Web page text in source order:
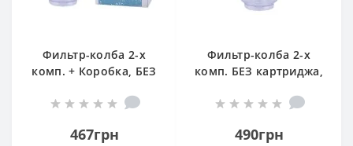
Фильтр-колба 2-х
комп. + Коробка, БЕЗ
BSL2, 1/2″
467грн
Фильтр-колба 2-х
комп. БЕЗ картриджа,
BSL2, 1″
490грн